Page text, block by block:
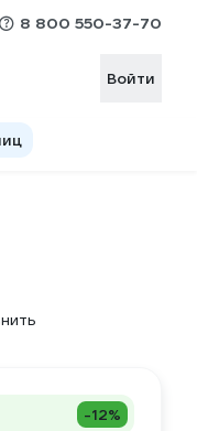
8 800 550-37-70
Войти
-12%